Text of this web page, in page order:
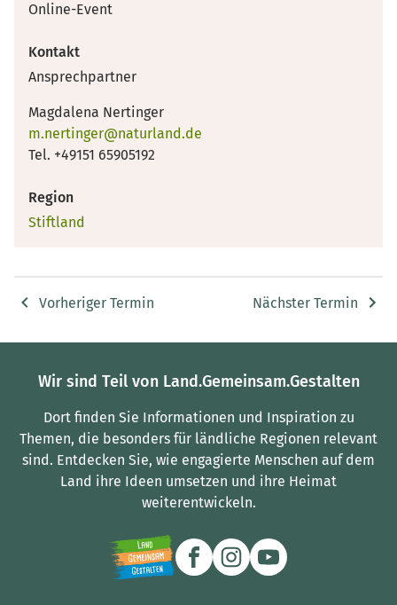
Online-Event
Kontakt
Ansprechpartner
Magdalena Nertinger
m.nertinger@naturland.de
Tel. +49151 65905192
Region
Stiftland
Vorheriger Termin Nächster Termin
Wir sind Teil von Land.Gemeinsam.Gestalten
Dort finden Sie Informationen und Inspiration zu
Themen, die besonders für ländliche Regionen relevant
sind. Entdecken Sie, wie engagierte Menschen auf dem
Land ihre Ideen umsetzen und ihre Heimat
weiterentwickeln.